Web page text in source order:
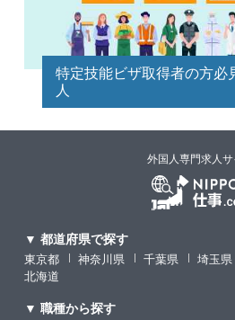
特定技能ビザ取得者の方必
人
外国人専門求人サ
▼ 都道府県で探す
東京都 神奈川県 千葉県 埼玉県
北海道
▼ 職種から探す